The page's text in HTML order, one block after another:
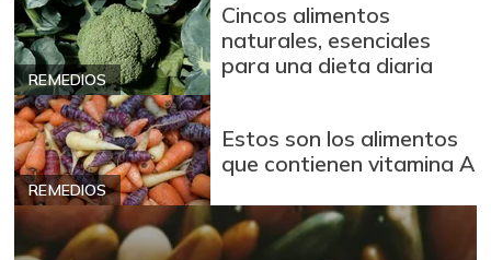
REMEDIOS
Cincos alimentos
naturales, esenciales
para una dieta diaria
REMEDIOS
Estos son los alimentos
que contienen vitamina A